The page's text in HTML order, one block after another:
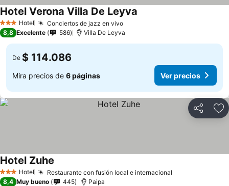
3 Estrellas
Hotel Conciertos de jazz en vivoVer precios
Hotel Verona Villa De Leyva
8,8 Excelente 586 Villa De Leyva
De $ 114.086
Mira precios de 6 páginas Ver precios
Compartir
3 Estrellas
Hotel Restaurante con fusión local e internacional
Hotel Zuhe
8,4 Muy bueno 445 Paipa